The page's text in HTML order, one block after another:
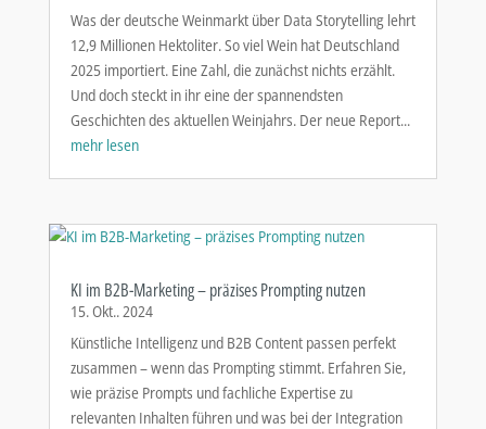
Was der deutsche Weinmarkt über Data Storytelling lehrt
12,9 Millionen Hektoliter. So viel Wein hat Deutschland
2025 importiert. Eine Zahl, die zunächst nichts erzählt.
Und doch steckt in ihr eine der spannendsten
Geschichten des aktuellen Weinjahrs. Der neue Report...
mehr lesen
KI im B2B-Marketing – präzises Prompting nutzen
15. Okt.. 2024
Künstliche Intelligenz und B2B Content passen perfekt
zusammen – wenn das Prompting stimmt. Erfahren Sie,
wie präzise Prompts und fachliche Expertise zu
relevanten Inhalten führen und was bei der Integration